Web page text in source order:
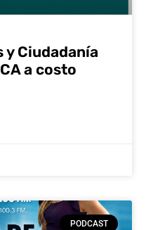
y Ciudadanía
a costo
PODCAST